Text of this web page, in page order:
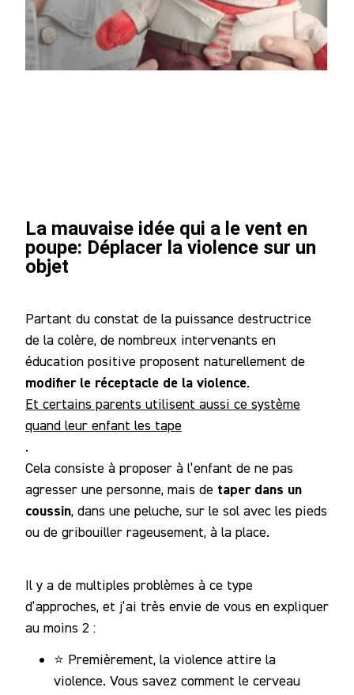
La mauvaise idée qui a le vent en
poupe: Déplacer la violence sur un
objet
Partant du constat de la puissance destructrice
de la colère, de nombreux intervenants en
éducation positive proposent naturellement de
modifier le réceptacle de la violence.
Et certains parents utilisent aussi ce système
quand leur enfant les tape
.
Cela consiste à proposer à l’enfant de ne pas
agresser une personne, mais de taper dans un
coussin, dans une peluche, sur le sol avec les pieds
ou de gribouiller rageusement, à la place.
Il y a de multiples problèmes à ce type
d’approches, et j’ai très envie de vous en expliquer
au moins 2 :
⭐️ Premièrement, la violence attire la
violence. Vous savez comment le cerveau